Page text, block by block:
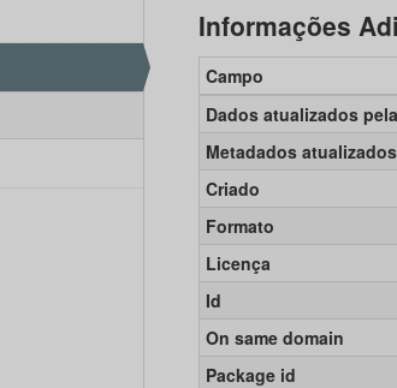
Informações
Campo
Dados atualizados
Metadados
Criado
Formato
Licença
Id
On same domain
Package id